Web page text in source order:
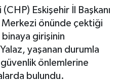
Eskişehir İl Başkanı
Merkezi önünde çektiği
binaya girişinin
yaşanan durumla
önlemlerine
bulundu.